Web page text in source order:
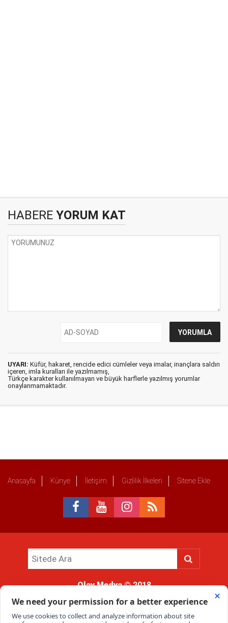
HABERE YORUM KAT
UYARI: Küfür, hakaret, rencide edici cümleler veya imalar, inançlara saldırı
içeren, imla kuralları ile yazılmamış,
Türkçe karakter kullanılmayan ve büyük harflerle yazılmış yorumlar
onaylanmamaktadır.
Anasayfa Künye İletişim Gizlilik İlkeleri Sitene Ekle
Olay Medya© 2018
kullanımı hukuki yaptırıma tabidir.